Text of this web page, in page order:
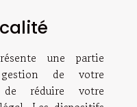
une partie
de votre
de réduire votre